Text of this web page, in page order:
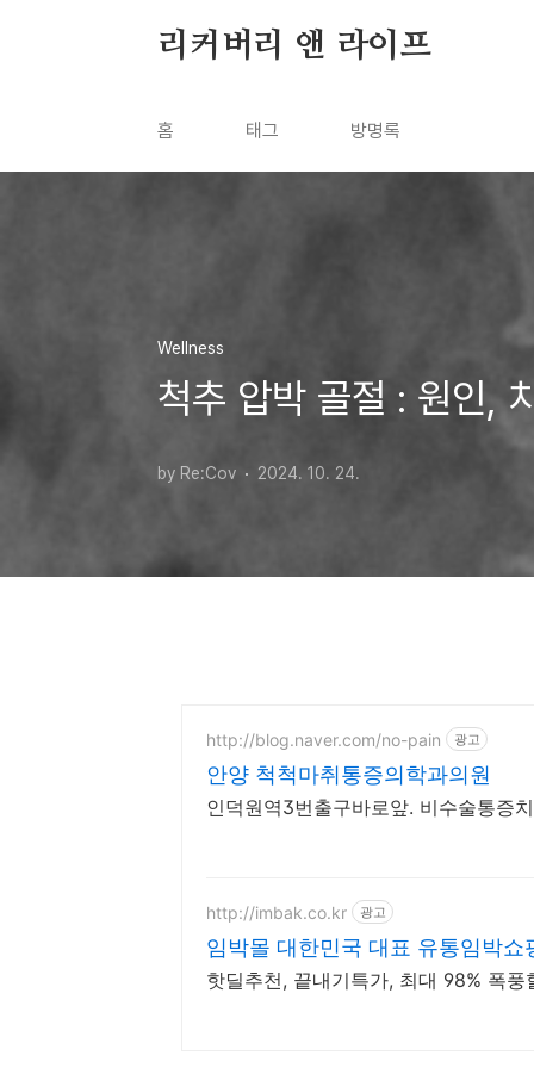
리커버리 앤 라이프
홈 태그 방명록
Wellness
척추 압박 골절 : 원인,
by Re:Cov 2024. 10. 24.
http://blog.naver.com/no-pain 광고
안양 척척마취통증의학과의원
인덕원역3번출구바로앞. 비수술통증
http://imbak.co.kr 광고
임박몰 대한민국 대표 유통임박쇼
핫딜추천, 끝내기특가, 최대 98% 폭